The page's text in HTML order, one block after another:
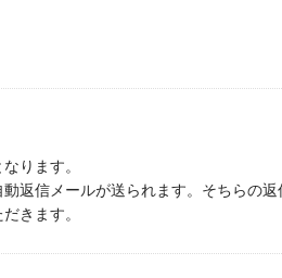
ります。
動返信メールが送られます。そちらの
きます。